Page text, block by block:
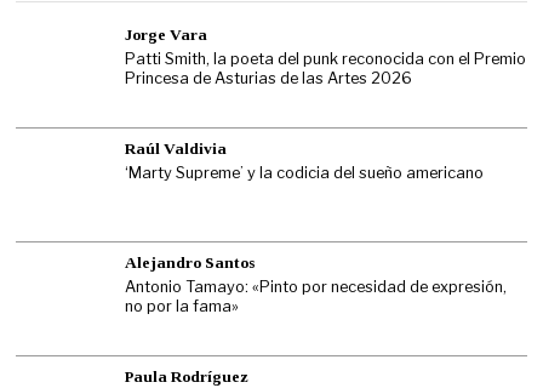
Jorge Vara
Patti Smith, la poeta del punk reconocida con el Premio
Princesa de Asturias de las Artes 2026
Raúl Valdivia
‘Marty Supreme’ y la codicia del sueño americano
Alejandro Santos
Antonio Tamayo: «Pinto por necesidad de expresión,
no por la fama»
Paula Rodríguez